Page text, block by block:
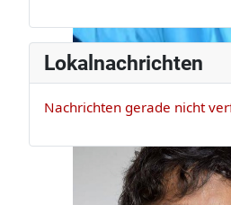
Er ist Musikexperte und
darf das!
Lokalnachrichten
Nachrichten gerade nicht